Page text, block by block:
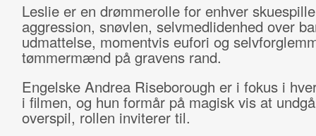
Leslie er en drømmerolle for enhver
aggression, snøvlen, selvmedlidenhed over
udmattelse, momentvis eufori og
tømmermænd på gravens rand.
Engelske Andrea Riseborough er i fokus i
i filmen, og hun formår på magisk vis at
overspil, rollen inviterer til.